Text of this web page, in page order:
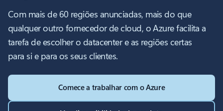
Com mais de 60 regiões anunciadas, mais do que
qualquer outro fornecedor de cloud, o Azure facilita a
tarefa de escolher o datacenter e as regiões certas
para si e para os seus clientes.
Comece a trabalhar com o Azure